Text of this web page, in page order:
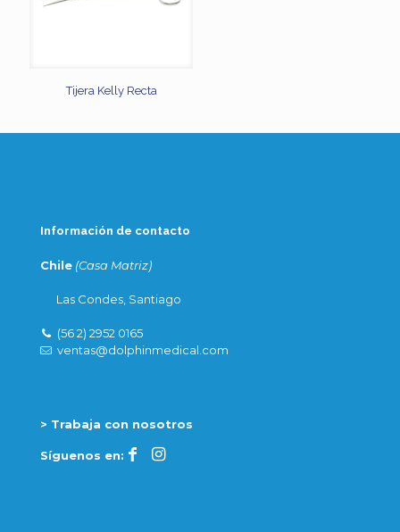
Tijera Kelly Recta
Información de contacto
Chile (Casa Matriz)
Las Condes, Santiago
(56 2) 2952 0165
ventas@dolphinmedical.com
> Trabaja con nosotros
Síguenos en: